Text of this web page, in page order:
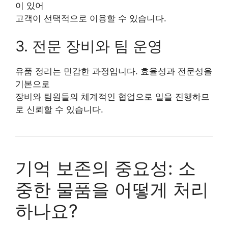
이 있어
고객이 선택적으로 이용할 수 있습니다.
3. 전문 장비와 팀 운영
유품 정리는 민감한 과정입니다. 효율성과 전문성을
기본으로
장비와 팀원들의 체계적인 협업으로 일을 진행하므
로 신뢰할 수 있습니다.
기억 보존의 중요성: 소
중한 물품을 어떻게 처리
하나요?